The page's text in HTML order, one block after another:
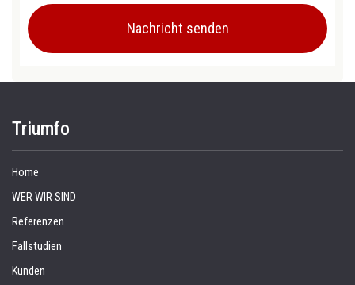
Triumfo
Home
WER WIR SIND
Referenzen
Fallstudien
Kunden